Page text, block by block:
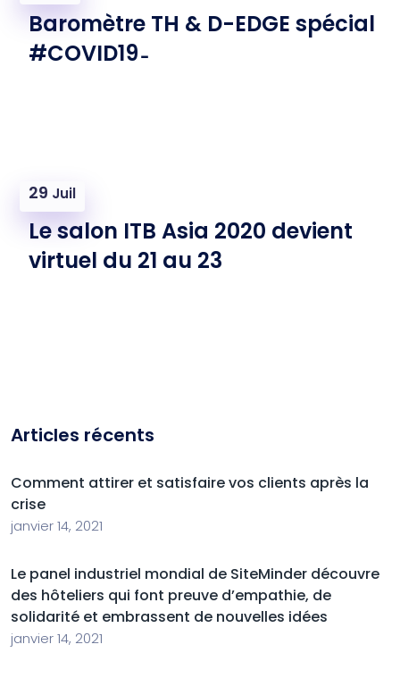
Baromètre TH & D-EDGE spécial
#COVID19 ̵
29 Juil
Le salon ITB Asia 2020 devient
virtuel du 21 au 23
Articles récents
Comment attirer et satisfaire vos clients après la
crise
janvier 14, 2021
Le panel industriel mondial de SiteMinder découvre
des hôteliers qui font preuve d’empathie, de
solidarité et embrassent de nouvelles idées
janvier 14, 2021